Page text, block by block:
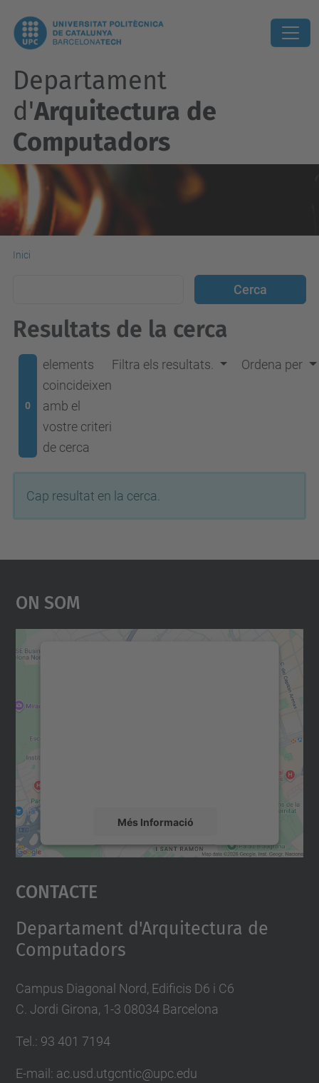
Departament
d'Arquitectura de
Computadors
Inici
Resultats de la cerca
0
elements
coincideixen
amb el
vostre criteri
de cerca
Filtra els resultats. Ordena per
Cap resultat en la cerca.
On Som
Més Informació
Accepta
powered by
Contacte
Departament d'Arquitectura de
Computadors
Campus Diagonal Nord, Edificis D6 i C6
C. Jordi Girona, 1-3 08034 Barcelona
Tel.: 93 401 7194
E-mail: ac.usd.utgcntic@upc.edu